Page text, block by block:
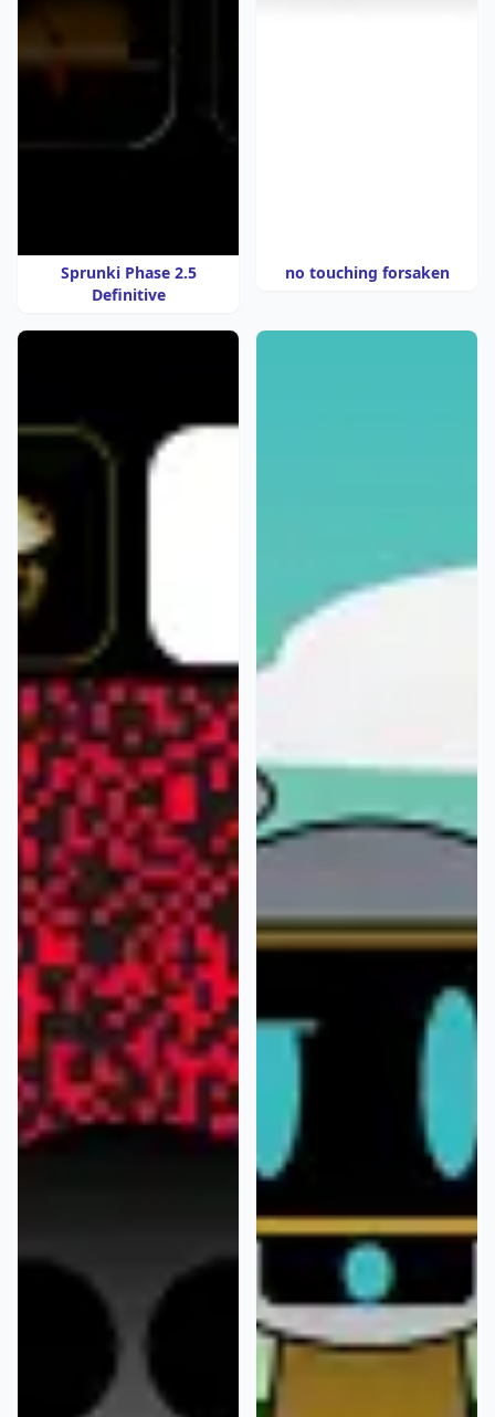
Sprunki Phase 2.5
Definitive
no touching forsaken